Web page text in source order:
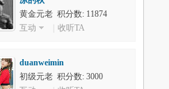
黄金元老 积分数: 11874
互动
收听TA
duanweimin
初级元老 积分数: 3000